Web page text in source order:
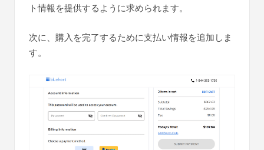
ト情報を提供するように求められます。
次に、購入を完了するために支払い情報を追加しま
す。